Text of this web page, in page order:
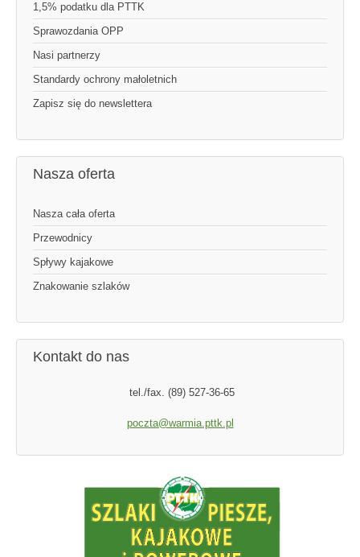
1,5% podatku dla PTTK
Sprawozdania OPP
Nasi partnerzy
Standardy ochrony małoletnich
Zapisz się do newslettera
Nasza oferta
Nasza cała oferta
Przewodnicy
Spływy kajakowe
Znakowanie szlaków
Kontakt do nas
tel./fax. (89) 527-36-65
poczta@warmia.pttk.pl